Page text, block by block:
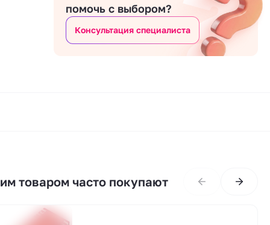
помочь с выбором?
Консультация специалиста
товаром часто покупают